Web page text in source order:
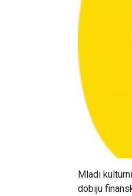
Mladi
dobiju